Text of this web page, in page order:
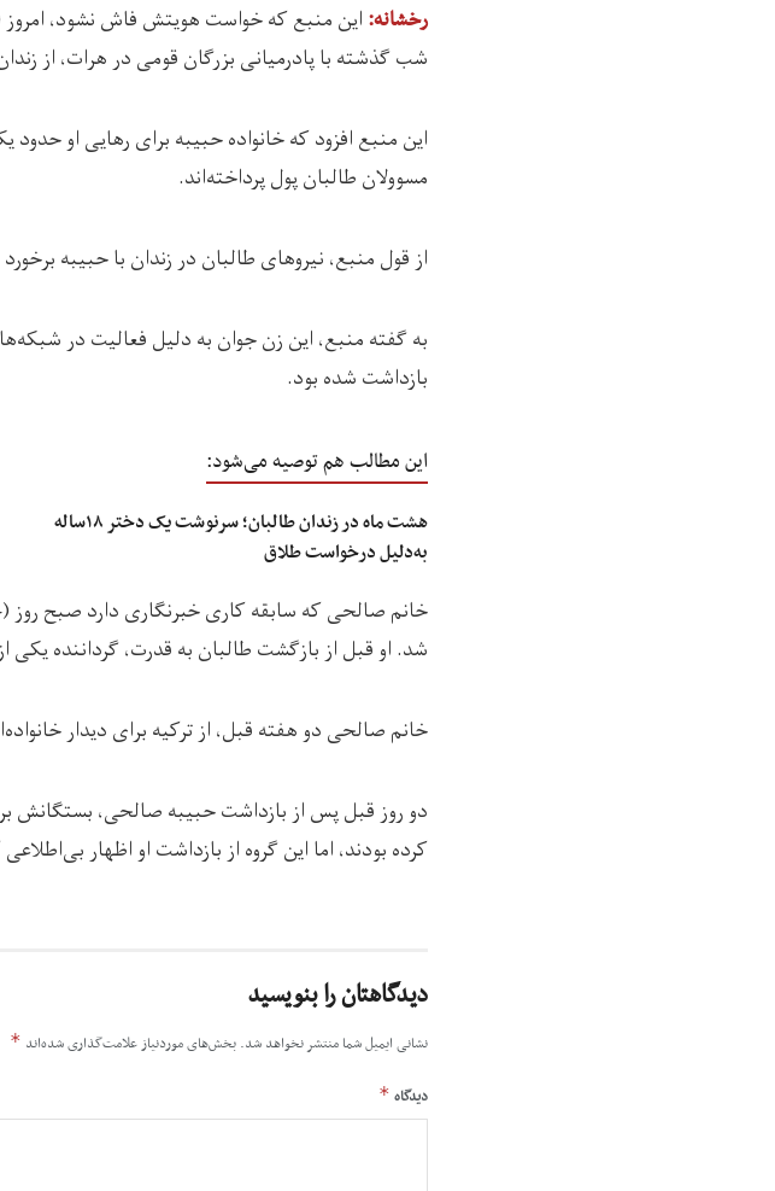
رخشانه:
شب گذشته با پادرمیانی بزرگان قومی در هرات، از
این منبع افزود که خانواده حبیبه برای رهایی او
مسوولان طالبان پول پرداخته‌اند.
از قول منبع، نیروهای طالبان در زندان با حبیبه
به گفته منبع، این زن جوان به دلیل فعالیت در
بازداشت شده بود.
این مطالب هم توصیه می‌شود:
هشت ماه در زندان طالبان؛ سرنوشت یک دختر ۱۸‌ساله
به‌دلیل درخواست طلاق
شد. او قبل از بازگشت طالبان به قدرت، گرداننده یکی
خانم صالحی دو هفته قبل، از ترکیه برای دیدار
دو روز قبل پس از بازداشت حبیبه صالحی، بستگانش
کرده‌ بودند، اما این گروه از بازداشت او اظهار
دیدگاهتان را بنویسید
نشانی ایمیل شما منتشر نخواهد شد. بخش‌های موردنیاز علامت‌گذاری شده‌اند *
دیدگاه *